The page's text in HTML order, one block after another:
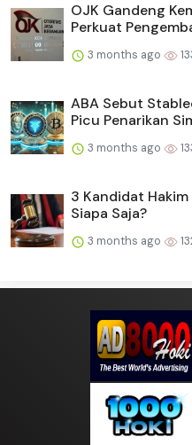
OJK Gandeng
Perkuat
3 months ago
ABA Sebut
Picu Penarikan
3 months ago
3 Kandidat
Siapa Saja?
3 months ago